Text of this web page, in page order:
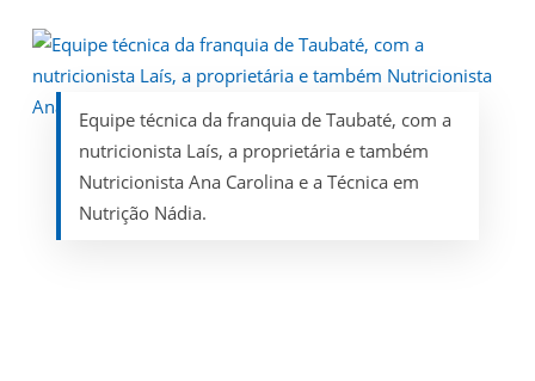
Equipe técnica da franquia de Taubaté, com a
nutricionista Laís, a proprietária e também
Nutricionista Ana Carolina e a Técnica em
Nutrição Nádia.